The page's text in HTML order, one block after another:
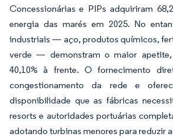
Concessionárias e PIPs adquiriram
energia das marés em 2025. No
industriais — aço, produtos químicos,
verde — demonstram o maior
40,10% à frente. O fornecimento
congestionamento da rede e
disponibilidade que as fábricas
resorts e autoridades portuárias
adotando turbinas menores para reduzir